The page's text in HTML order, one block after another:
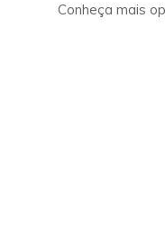
Conheça mais